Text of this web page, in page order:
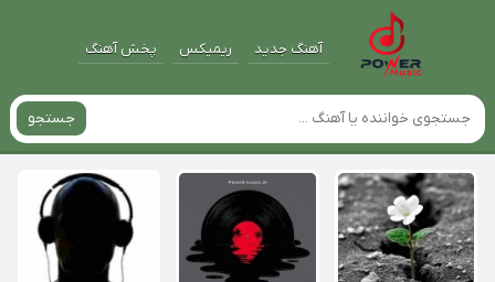
آهنگ جدید ریمیکس پخش آهنگ
جستجو